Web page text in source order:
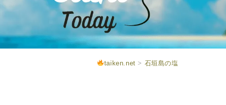
taiken.net > 石垣島の塩